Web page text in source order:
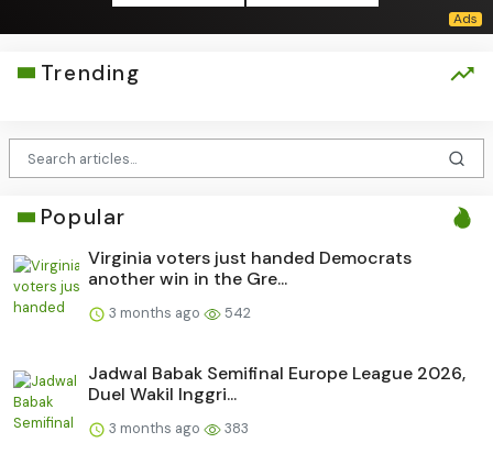
Trending
Popular
Virginia voters just handed Democrats
another win in the Gre...
3 months ago 542
Jadwal Babak Semifinal Europe League 2026,
Duel Wakil Inggri...
3 months ago 383